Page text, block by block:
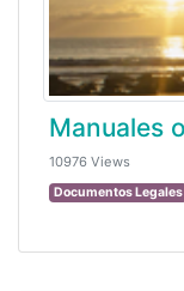
10976 Views
Documentos Legales